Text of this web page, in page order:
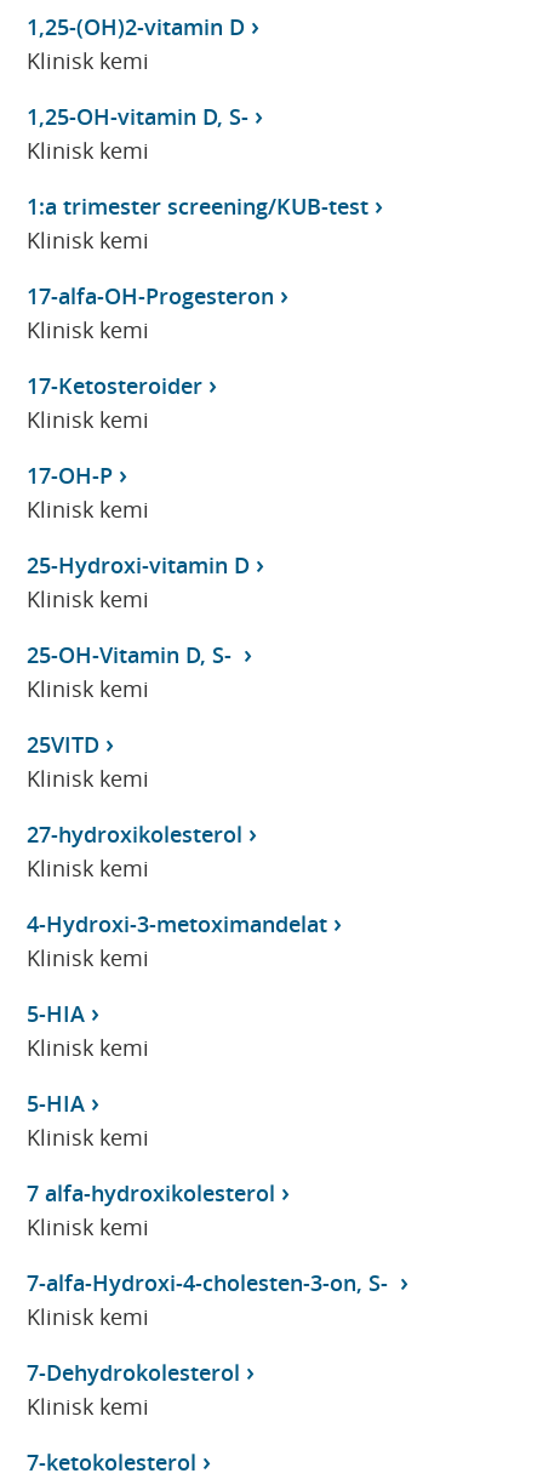
1,25-(OH)2-vitamin D
Klinisk kemi
1,25-OH-vitamin D, S-
Klinisk kemi
1:a trimester screening/KUB-test
Klinisk kemi
17-alfa-OH-Progesteron
Klinisk kemi
17-Ketosteroider
Klinisk kemi
17-OH-P
Klinisk kemi
25-Hydroxi-vitamin D
Klinisk kemi
25-OH-Vitamin D, S-
Klinisk kemi
25VITD
Klinisk kemi
27-hydroxikolesterol
Klinisk kemi
4-Hydroxi-3-metoximandelat
Klinisk kemi
5-HIA
Klinisk kemi
5-HIA
Klinisk kemi
7 alfa-hydroxikolesterol
Klinisk kemi
7-alfa-Hydroxi-4-cholesten-3-on, S-
Klinisk kemi
7-Dehydrokolesterol
Klinisk kemi
7-ketokolesterol